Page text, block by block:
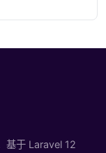
基于 Laravel 12